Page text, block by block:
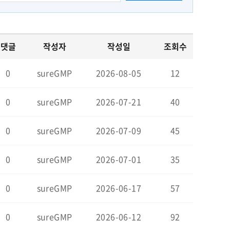
댓글 작성자 작성일 조회수
0 sureGMP 2026-08-05 12
0 sureGMP 2026-07-21 40
0 sureGMP 2026-07-09 45
0 sureGMP 2026-07-01 35
0 sureGMP 2026-06-17 57
0 sureGMP 2026-06-12 92